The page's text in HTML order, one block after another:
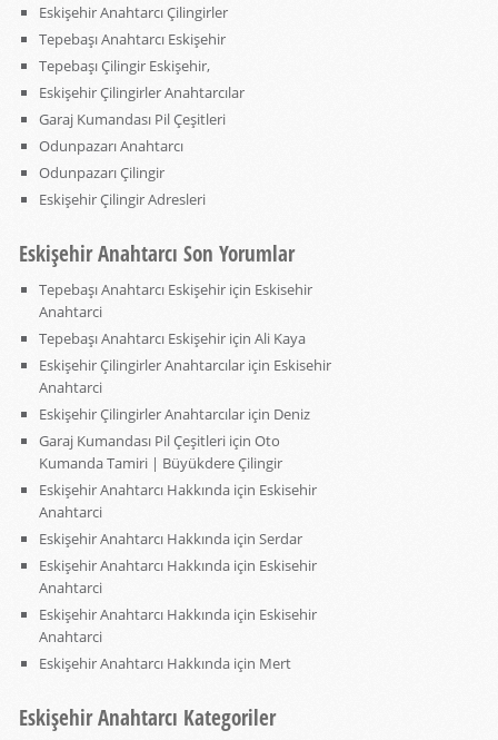
Eskişehir Anahtarcı Çilingirler
Tepebaşı Anahtarcı Eskişehir
Tepebaşı Çilingir Eskişehir,
Eskişehir Çilingirler Anahtarcılar
Garaj Kumandası Pil Çeşitleri
Odunpazarı Anahtarcı
Odunpazarı Çilingir
Eskişehir Çilingir Adresleri
Eskişehir Anahtarcı Son Yorumlar
Tepebaşı Anahtarcı Eskişehir için Eskisehir
Anahtarci
Tepebaşı Anahtarcı Eskişehir içinAli Kaya
Eskişehir Çilingirler Anahtarcılar için Eskisehir
Anahtarci
Eskişehir Çilingirler Anahtarcılar için Deniz
Garaj Kumandası Pil Çeşitleri içinOto
Kumanda Tamiri | Büyükdere Çilingir
Eskişehir Anahtarcı Hakkında için Eskisehir
Anahtarci
Eskişehir Anahtarcı Hakkında içinSerdar
Eskişehir Anahtarcı Hakkında için Eskisehir
Anahtarci
Eskişehir Anahtarcı Hakkında için Eskisehir
Anahtarci
Eskişehir Anahtarcı Hakkında için Mert
Eskişehir Anahtarcı Kategoriler